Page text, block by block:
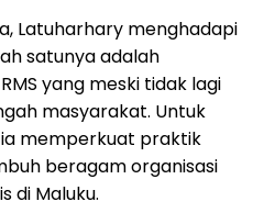
Latuharhary menghadapi
satunya adalah
yang meski tidak lagi
masyarakat. Untuk
memperkuat praktik
beragam organisasi
di Maluku.